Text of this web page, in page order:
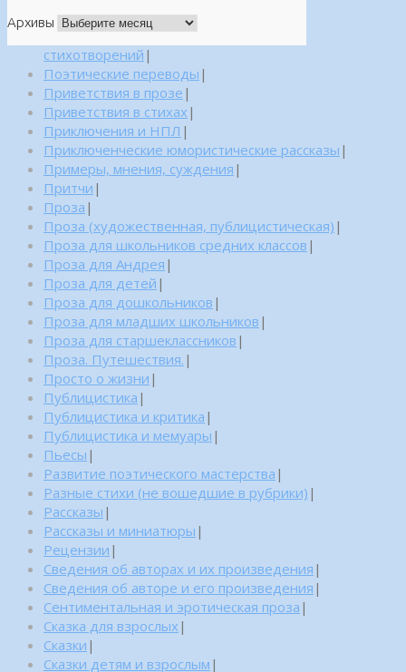
Архивы
стихотворений |
Поэтические переводы |
Приветствия в прозе |
Приветствия в стихах |
Приключения и НПЛ |
Приключенческие юмористические рассказы |
Примеры, мнения, суждения |
Притчи |
Проза |
Проза (художественная, публицистическая) |
Проза для школьников средних классов |
Проза для Андрея |
Проза для детей |
Проза для дошкольников |
Проза для младших школьников |
Проза для старшеклассников |
Проза. Путешествия. |
Просто о жизни |
Публицистика |
Публицистика и критика |
Публицистика и мемуары |
Пьесы |
Развитие поэтического мастерства |
Разные стихи (не вошедшие в рубрики) |
Рассказы |
Рассказы и миниатюры |
Рецензии |
Сведения об авторах и их произведения |
Сведения об авторе и его произведения |
Сентиментальная и эротическая проза |
Сказка для взрослых |
Сказки |
Сказки детям и взрослым |